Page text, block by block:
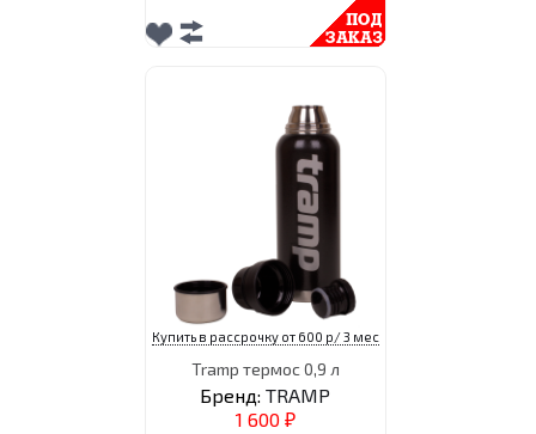
Купить в рассрочку от 600 р/ 3 мес
Tramp термос 0,9 л
Бренд: TRAMP
1 600 ₽